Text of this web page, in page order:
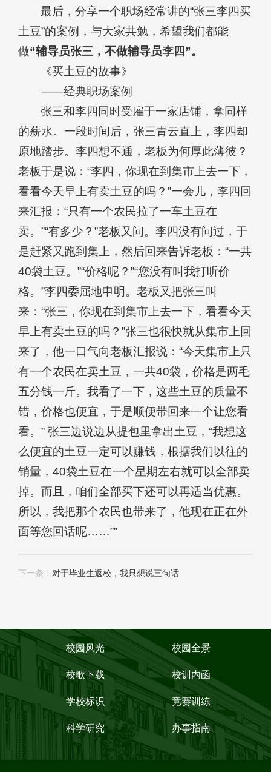
最后，分享一个职场经常讲的“张三李四买
土豆”的案例，与大家共勉，希望我们都能
做“辅导员张三，不做辅导员李四”。
《买土豆的故事》
——经典职场案例
张三和李四同时受雇于一家店铺，拿同样
的薪水。一段时间后，张三青云直上，李四却
原地踏步。李四想不通，老板为何厚此薄彼？
老板于是说：“李四，你现在到集市上去一下，
看看今天早上有卖土豆的吗？”一会儿，李四回
来汇报：“只有一个农民拉了一车土豆在
卖。”“有多少？”老板又问。李四没有问过，于
是赶紧又跑到集上，然后回来告诉老板：“一共
40袋土豆。”“价格呢？”“您没有叫我打听价
格。”李四委屈地申明。老板又把张三叫
来：“张三，你现在到集市上去一下，看看今天
早上有卖土豆的吗？”张三也很快就从集市上回
来了，他一口气向老板汇报说：“今天集市上只
有一个农民在卖土豆，一共40袋，价格是两毛
五分钱一斤。我看了一下，这些土豆的质量不
错，价格也便宜，于是顺便带回来一个让您看
看。” 张三边说边从提包里拿出土豆，“我想这
么便宜的土豆一定可以赚钱，根据我们以往的
销量，40袋土豆在一个星期左右就可以全部卖
掉。而且，咱们全部买下还可以再适当优惠。
所以，我把那个农民也带来了，他现在正在外
面等您回话呢……””
下一条： 对于毕业生返校，我只想说三句话
校园风光 校园全景
校歌下载 校训内函
学校标识 竞赛训练
科学研究 办事指南